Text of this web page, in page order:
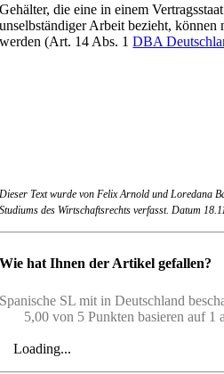
Gehälter, die eine in einem
unselbständiger Arbeit bezieht, können
werden (Art. 14 Abs. 1DBA
Dieser Text wurde von Felix Arnold und Loredana
Studiums des Wirtschaftsrechts verfasst. Datum
Wie hat Ihnen der Artikel gefallen?
Spanische SL mit in Deutschland
5,00 von 5 Punkten basieren auf 1
Loading...